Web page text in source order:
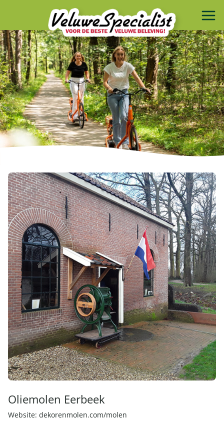
Oliemolen Eerbeek
Website: dekorenmolen.com/molen